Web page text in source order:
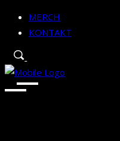
MERCH
KONTAKT